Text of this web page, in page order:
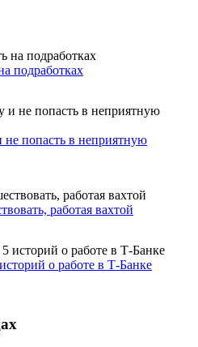
подработках
не попасть в неприятную
работая вахтой
о работе в Т-Банке